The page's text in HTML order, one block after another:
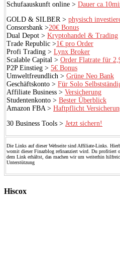
Schufaauskunft online > Dauer
GOLD & SILBER > physisch
Consorsbank >20€ Bonus
Dual Depot > Kryptohandel & Trading
Trade Republic >1€ pro Order
Profi Trading > Lynx Broker
Scalable Capital > Order Flatrate für
P2P Einstieg > 5€ Bonus
Umweltfreundlich > Grüne Neo Bank
Geschäftskonto > Für Solo
Affiliate Business > Versicherung
Studentenkonto > Bester Überblick
Amazon FBA > Haftpflicht
30 Business Tools > Jetzt sichern!
Die Links auf dieser Webseite sind Affiliate-Links.
womit dieser Finazblog refinanziert wird. Du profitiert
dem Link erhältst, das machen wir um weiterhin
Unterstützung
Hiscox